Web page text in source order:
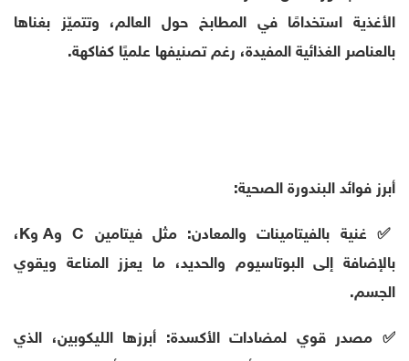
الأغذية استخدامًا في المطابخ حول العالم، وتتميّز بغناها
بالعناصر الغذائية المفيدة، رغم تصنيفها علميًا كفاكهة.
أبرز فوائد البندورة الصحية:
✅ غنية بالفيتامينات والمعادن: مثل فيتامين C وA وK،
بالإضافة إلى البوتاسيوم والحديد، ما يعزز المناعة ويقوي
الجسم.
✅ مصدر قوي لمضادات الأكسدة: أبرزها الليكوبين، الذي